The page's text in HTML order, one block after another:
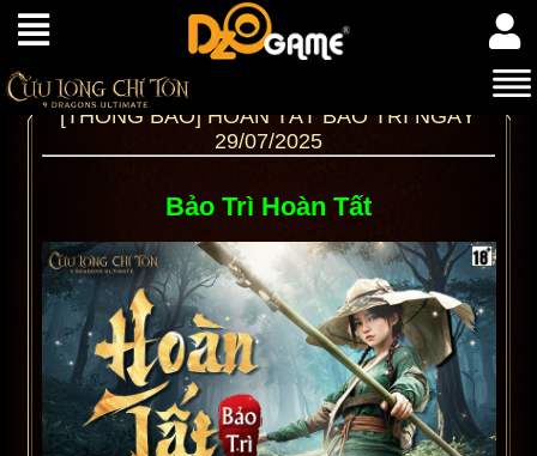
[THÔNG BÁO] HOÀN TẤT BẢO TRÌ NGÀY
29/07/2025
Bảo Trì Hoàn Tất